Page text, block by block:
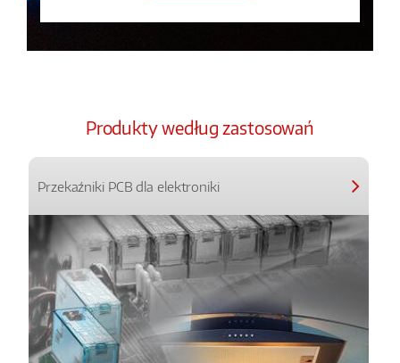
Produkty według zastosowań
Przekaźniki PCB dla elektroniki